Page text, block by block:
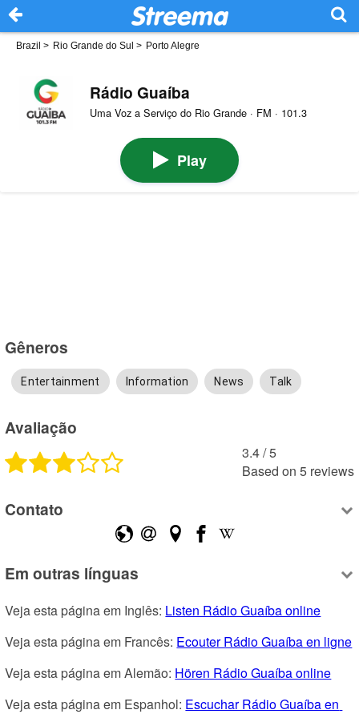
Brazil > Rio Grande do Sul > Porto Alegre
Rádio Guaíba
Uma Voz a Serviço do Rio Grande · FM · 101.3
Play
Gêneros
Entertainment Information News Talk
Avaliação
3.4 /5
Based on 5 reviews
Contato
Em outras línguas
Veja esta página em Inglês: Listen Rádio Guaíba online
Veja esta página em Francês: Ecouter Rádio Guaíba en ligne
Veja esta página em Alemão: Hören Rádio Guaíba online
Veja esta página em Espanhol: Escuchar Rádio Guaíba en